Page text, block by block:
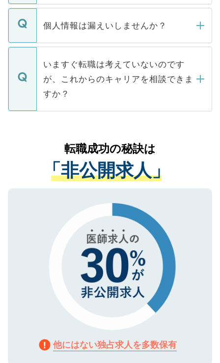
ません。
■応募殺到を避けるため 人気のある医療機
関を公にしてしまうと、応募が殺到する場
に、医療機関が求める条件に合った人材の
みを人材紹介会社に依頼するケースが増え
ています。
転職・入職を強要することは一切ありませ
ん。また、仮に応募先から内定をいただい
定を承諾する必要はありません。内定先へ
の辞退の連絡はキャリアパートナーが行い
個人情報は漏えいしませんか？
個人情報が漏えいすることはありませんの
で、ご安心ください。当サイトからの登録
などで収集したご登録者様の個人情報は、
ご本人のキャリアアップおよび転職活動の
支援を目的に使用いたします。お預かりし
ているすべての個人データはご本人の許可
は、個人情報の取り扱いについての厳密な
管理基準を満たした事業者のみに付与され
る、プライバシーマークを取得済みです。
で、機密保持に関してもご安心ください。
いますぐ転職は考えていないのです
が、これからのキャリアを相談できま
すか？
かがいして、現在の医療機関の状況や紹介
経験をまじえながら、適切なアドバイスを
させていただきます。すぐにご転職をされ
ない方には、長期的なサポートが可能です
ので、まずはご登録ください。
転職成功の秘訣は
「非公開求人」
他にはない独占求人を多数保有